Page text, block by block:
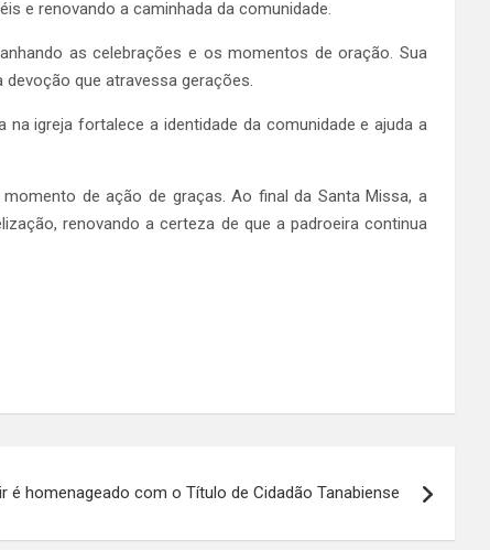
e renovando a caminhada da comunidade.
as celebrações e os momentos de oração. Sua
que atravessa gerações.
igreja fortalece a identidade da comunidade e ajuda a
de ação de graças. Ao final da Santa Missa, a
renovando a certeza de que a padroeira continua
é homenageado com o Título de Cidadão Tanabiense